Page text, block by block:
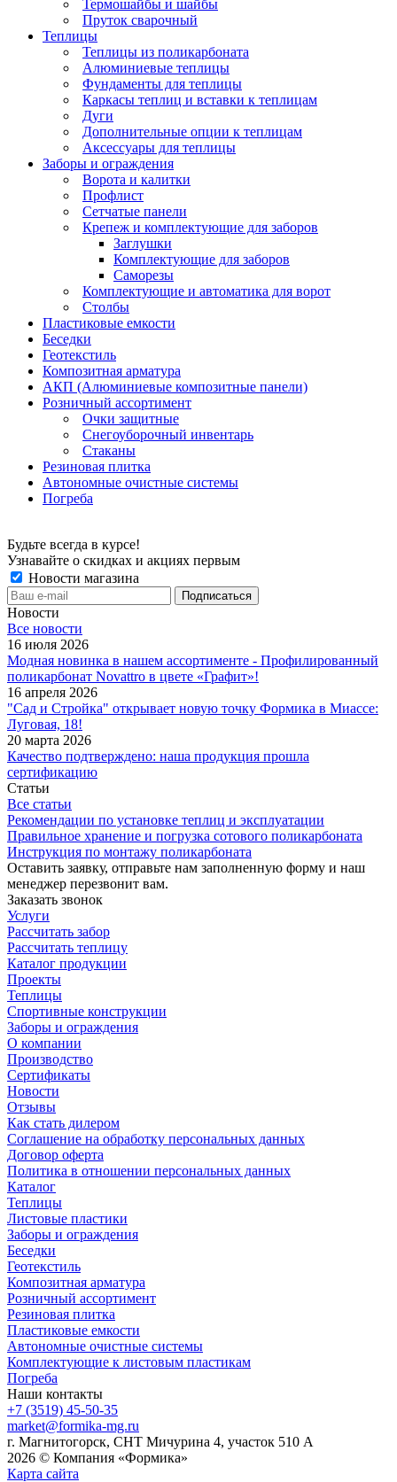
Термошайбы и шайбы
Пруток сварочный
Теплицы
Теплицы из поликарбоната
Алюминиевые теплицы
Фундаменты для теплицы
Каркасы теплиц и вставки к теплицам
Дуги
Дополнительные опции к теплицам
Аксессуары для теплицы
Заборы и ограждения
Ворота и калитки
Профлист
Сетчатые панели
Крепеж и комплектующие для заборов
Заглушки
Комплектующие для заборов
Саморезы
Комплектующие и автоматика для ворот
Столбы
Пластиковые емкости
Беседки
Геотекстиль
Композитная арматура
АКП (Алюминиевые композитные панели)
Розничный ассортимент
Очки защитные
Снегоуборочный инвентарь
Стаканы
Резиновая плитка
Автономные очистные системы
Погреба
Будьте всегда в курсе!
Узнавайте о скидках и акциях первым
Новости магазина
Новости
Все новости
16 июля 2026
Модная новинка в нашем ассортименте - Профилированный
поликарбонат Novattro в цвете «Графит»!
16 апреля 2026
"Сад и Стройка" открывает новую точку Формика в Миассе:
Луговая, 18!
20 марта 2026
Качество подтверждено: наша продукция прошла
сертификацию
Статьи
Все статьи
Рекомендации по установке теплиц и эксплуатации
Правильное хранение и погрузка сотового поликарбоната
Инструкция по монтажу поликарбоната
Оставить заявку, отправьте нам заполненную форму и наш
менеджер перезвонит вам.
Заказать звонок
Услуги
Рассчитать забор
Рассчитать теплицу
Каталог продукции
Проекты
Теплицы
Спортивные конструкции
Заборы и ограждения
О компании
Производство
Сертификаты
Новости
Отзывы
Как стать дилером
Соглашение на обработку персональных данных
Договор оферта
Политика в отношении персональных данных
Каталог
Теплицы
Листовые пластики
Заборы и ограждения
Беседки
Геотекстиль
Композитная арматура
Розничный ассортимент
Резиновая плитка
Пластиковые емкости
Автономные очистные системы
Комплектующие к листовым пластикам
Погреба
Наши контакты
+7 (3519) 45-50-35
market@formika-mg.ru
г. Магнитогорск, СНТ Мичурина 4, участок 510 А
2026 © Компания «Формика»
Карта сайта